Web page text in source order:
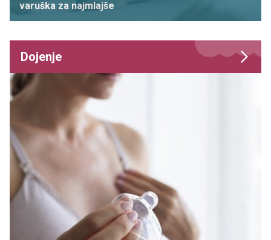
varuška za najmlajše
Dojenje